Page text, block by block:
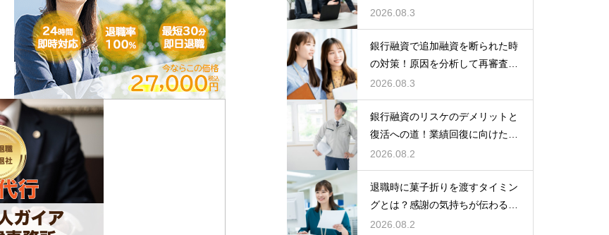
ー
2026.08.3
銀行融資で追加融資を断られた時
の対策！原因を分析して再審査を
狙う
2026.08.3
銀行融資のリスケのデメリットと
復活への道！業績回復に向けた事
業計画
2026.08.2
退職時に菓子折りを渡すタイミン
グとは？感謝の気持ちが伝わる正
しいマナー
2026.08.2